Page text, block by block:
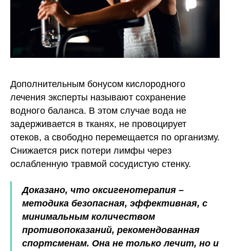
Дополнительным бонусом кислородного
лечения эксперты называют сохранение
водного баланса. В этом случае вода не
задерживается в тканях, не провоцирует
отеков, а свободно перемещается по организму.
Снижается риск потери лимфы через
ослабленную травмой сосудистую стенку.
Доказано, что оксигенотерапия –
методика безопасная, эффективная, с
минимальным количеством
противопоказаний, рекомендованная
спортсменам. Она не только лечит, но и